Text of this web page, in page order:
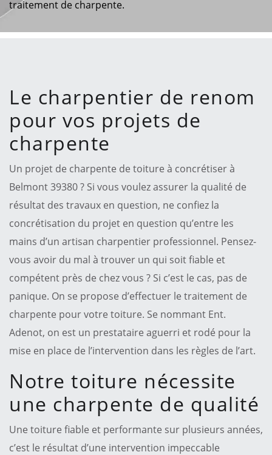
traitement de charpente.
Le charpentier de renom
pour vos projets de
charpente
Un projet de charpente de toiture à concrétiser à
Belmont 39380 ? Si vous voulez assurer la qualité de
résultat des travaux en question, ne confiez la
concrétisation du projet en question qu’entre les
mains d’un artisan charpentier professionnel. Pensez-
vous avoir du mal à trouver un qui soit fiable et
compétent près de chez vous ? Si c’est le cas, pas de
panique. On se propose d’effectuer le traitement de
charpente pour votre toiture. Se nommant Ent.
Adenot, on est un prestataire aguerri et rodé pour la
mise en place de l’intervention dans les règles de l’art.
Notre toiture nécessite
une charpente de qualité
Une toiture fiable et performante sur plusieurs années,
c’est le résultat d’une intervention impeccable